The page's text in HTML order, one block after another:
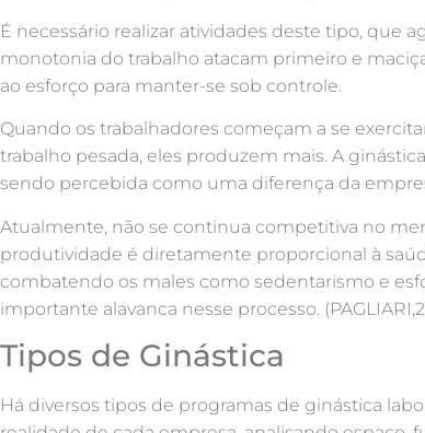
É necessário realizar atividades deste tipo, que
monotonia do trabalho atacam primeiro e
ao esforço para manter-se sob controle.
Quando os trabalhadores começam a se
trabalho pesada, eles produzem mais. A
sendo percebida como uma diferença da
Atualmente, não se continua competitiva no
produtividade é diretamente proporcional à
combatendo os males como sedentarismo e
importante alavanca nesse processo.
Tipos de Ginástica
Há diversos tipos de programas de ginástica